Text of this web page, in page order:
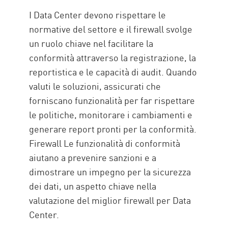
I Data Center devono rispettare le
normative del settore e il firewall svolge
un ruolo chiave nel facilitare la
conformità attraverso la registrazione, la
reportistica e le capacità di audit. Quando
valuti le soluzioni, assicurati che
forniscano funzionalità per far rispettare
le politiche, monitorare i cambiamenti e
generare report pronti per la conformità.
Firewall Le funzionalità di conformità
aiutano a prevenire sanzioni e a
dimostrare un impegno per la sicurezza
dei dati, un aspetto chiave nella
valutazione del miglior firewall per Data
Center.